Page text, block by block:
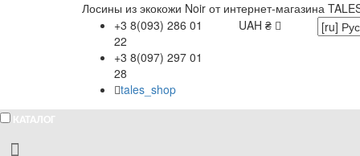
Лосины из экокожи Noir от интернет-магазина
+3 8(093) 286 01
22
+3 8(097) 297 01
28
tales_shop
UAH ₴
КАТАЛОГ